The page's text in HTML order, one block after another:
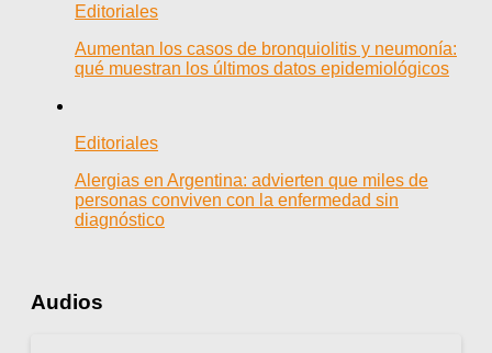
Editoriales
Aumentan los casos de bronquiolitis y neumonía:
qué muestran los últimos datos epidemiológicos
Editoriales
Alergias en Argentina: advierten que miles de
personas conviven con la enfermedad sin
diagnóstico
Audios